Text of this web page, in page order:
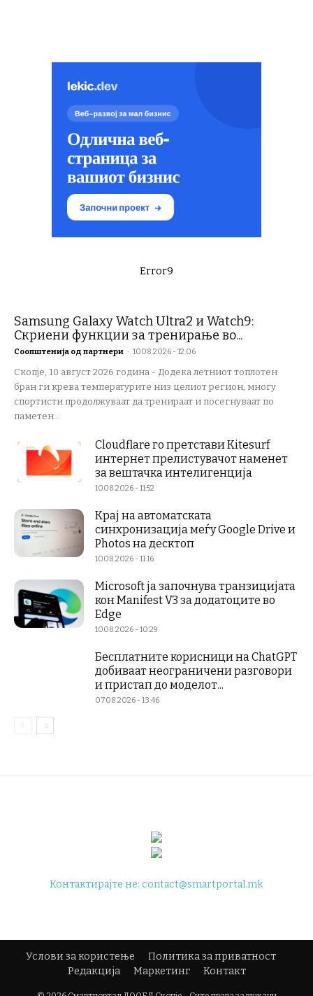
Error9
Samsung Galaxy Watch Ultra2 и Watch9:
Скриени функции за тренирање во...
Соопштенија од партнери - 10.08.2026 - 12:06
Скопје, 10 август 2026 година - Додека летниот топлотен
бран ги крева температурите низ целиот регион, многу
спортисти продолжуваат да тренираат и посегнуваат по
паметен...
Cloudflare го претстави Kitesurf
интернет прелистувачот наменет
за вештачка интелигенција
10.08.2026 - 11:52
Крај на автоматската
синхронизација меѓу Google Drive и
Photos на десктоп
10.08.2026 - 11:16
Microsoft ја започнува транзицијата
кон Manifest V3 за додатоците во
Edge
10.08.2026 - 10:29
Бесплатните корисници на ChatGPT
добиваат неограничени разговори
и пристап до моделот...
07.08.2026 - 13:46
Контактирајте не:contact@smartportal.mk
Услови за користење
Политика за приватност
Редакција
Маркетинг Контакт